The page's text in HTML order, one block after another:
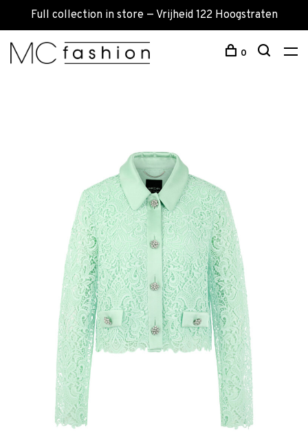
Full collection in store — Vrijheid 122 Hoogstraten
0